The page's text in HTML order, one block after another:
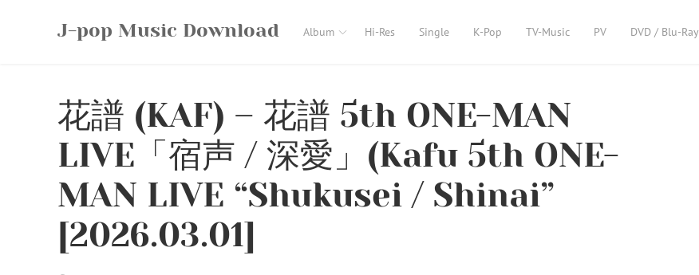
J-pop Music Download Album Hi-Res Single K-Pop TV-Music PV DVD / Blu-Ray
花譜 (KAF) – 花譜 5th ONE-MAN
LIVE「宿声 / 深愛」(Kafu 5th ONE-
MAN LIVE “Shukusei / Shinai”
[2026.03.01]